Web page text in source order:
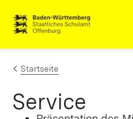
Zum Inhalt springen
Link zur Startseite
Startseite
Service